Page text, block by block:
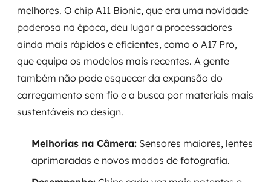
melhores. O chip A11 Bionic, que era uma novidade
poderosa na época, deu lugar a processadores
ainda mais rápidos e eficientes, como o A17 Pro,
que equipa os modelos mais recentes. A gente
também não pode esquecer da expansão do
carregamento sem fio e a busca por materiais mais
sustentáveis no design.
Melhorias na Câmera: Sensores maiores, lentes
aprimoradas e novos modos de fotografia.